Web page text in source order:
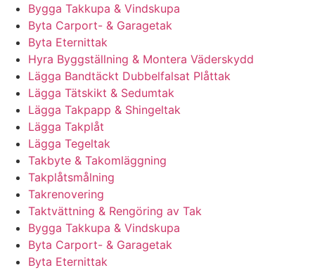
Bygga Takkupa & Vindskupa
Byta Carport- & Garagetak
Byta Eternittak
Hyra Byggställning & Montera Väderskydd
Lägga Bandtäckt Dubbelfalsat Plåttak
Lägga Tätskikt & Sedumtak
Lägga Takpapp & Shingeltak
Lägga Takplåt
Lägga Tegeltak
Takbyte & Takomläggning
Takplåtsmålning
Takrenovering
Taktvättning & Rengöring av Tak
Bygga Takkupa & Vindskupa
Byta Carport- & Garagetak
Byta Eternittak